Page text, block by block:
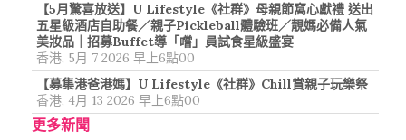
【5月驚喜放送】U Lifestyle《社群》母親節窩心獻禮 送出
五星級酒店自助餐／親子Pickleball體驗班／靚媽必備人氣
美妝品｜招募Buffet導「嚐」員試食星級盛宴
香港, 5月 7 2026 早上6點00
【募集港爸港媽】U Lifestyle《社群》Chill賞親子玩樂祭
香港, 4月 13 2026 早上6點00
更多新聞